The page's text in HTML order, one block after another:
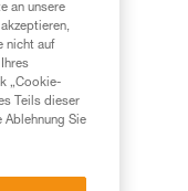
an unsere
nicht auf
„Cookie-
Teils dieser
Ablehnung Sie